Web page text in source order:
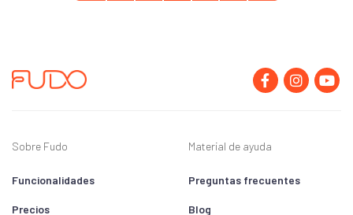
Sobre Fudo
Funcionalidades
Precios
Material de ayuda
Preguntas frecuentes
Blog